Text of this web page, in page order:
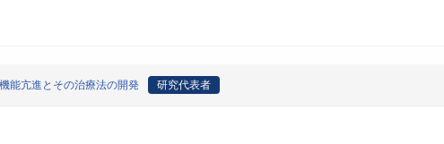
能亢進とその治療法の開発 研究代表者